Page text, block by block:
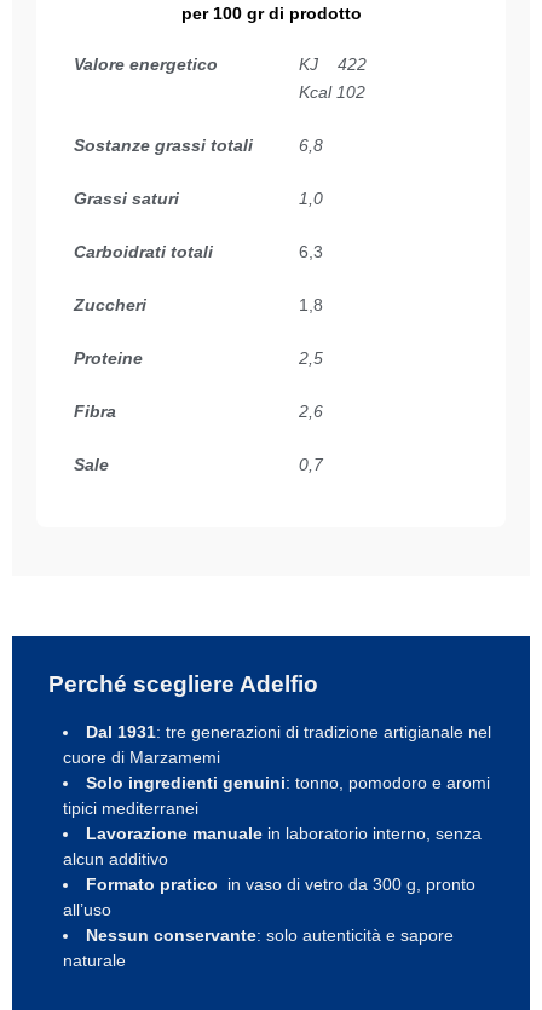
per 100 gr di prodotto
Valore energetico
KJ 422
Kcal 102
Sostanze grassi totali 6,8
Grassi saturi 1,0
Carboidrati totali 6,3
Zuccheri 1,8
Proteine 2,5
Fibra 2,6
Sale 0,7
Perché scegliere Adelfio
Dal 1931: tre generazioni di tradizione artigianale nel
cuore di Marzamemi
Solo ingredienti genuini: tonno, pomodoro e aromi
tipici mediterranei
Lavorazione manuale in laboratorio interno, senza
alcun additivo
Formato pratico in vaso di vetro da 300 g, pronto
all’uso
Nessun conservante: solo autenticità e sapore
naturale